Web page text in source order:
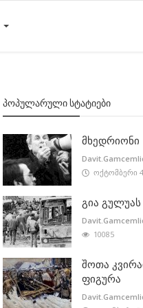
ᲞᲝᲞᲣᲚᲐᲠᲣᲚᲘ ᲡᲢᲐᲢᲘᲔᲑᲘ
მხედრიონი
ოქტომბერი
გია
10085
შოთა
ფიგურა